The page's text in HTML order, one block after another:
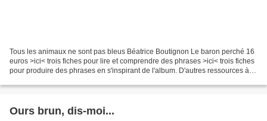
Tous les animaux ne sont pas bleus Béatrice Boutignon Le baron perché 16
euros >ici< trois fiches pour lire et comprendre des phrases >ici< trois fiches
pour produire des phrases en s'inspirant de l'album. D'autres ressources à
Ours brun, dis-moi...